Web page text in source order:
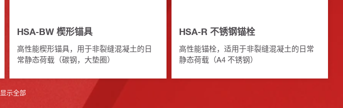
HSA-BW 楔形锚具
高性能楔形锚具，用于非裂缝混凝土的日
常静态荷载（碳钢，大垫圈）
HSA-R 不锈钢锚栓
高性能锚栓，适用于非裂缝混凝土的日常
静态荷载（A4 不锈钢）
显示全部